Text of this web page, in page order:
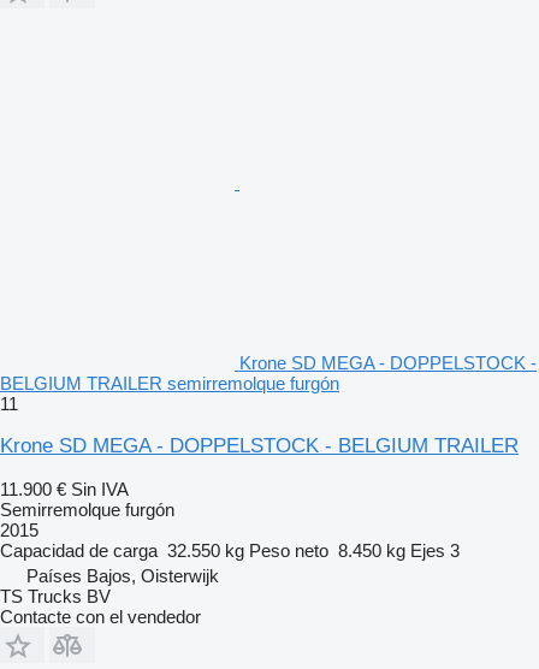
Krone SD MEGA - DOPPELSTOCK -
BELGIUM TRAILER semirremolque furgón
11
Krone SD MEGA - DOPPELSTOCK - BELGIUM TRAILER
11.900 € Sin IVA
Semirremolque furgón
2015
Capacidad de carga 32.550 kg Peso neto 8.450 kg Ejes 3
Países Bajos, Oisterwijk
TS Trucks BV
Contacte con el vendedor